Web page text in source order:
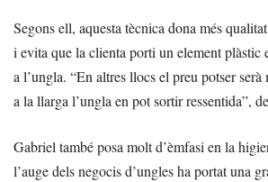
Segons ell, aquesta tècnica dona més
i evita que la clienta porti un element plàstic
a l’ungla. “En altres llocs el preu potser serà
a la llarga l’ungla en pot sortir ressentida”,
Gabriel també posa molt d’èmfasi en la
l’auge dels negocis d’ungles ha portat una